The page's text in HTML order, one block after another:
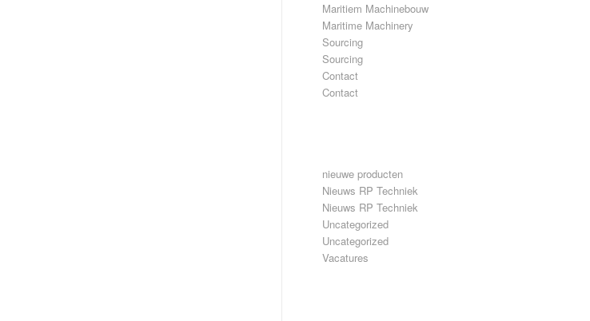
Maritiem Machinebouw
Maritime Machinery
Sourcing
Sourcing
Contact
Contact
nieuwe producten
Nieuws RP Techniek
Nieuws RP Techniek
Uncategorized
Uncategorized
Vacatures